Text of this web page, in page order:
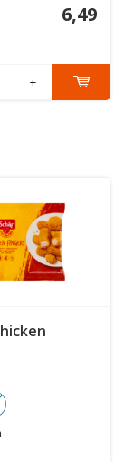
6,49
+